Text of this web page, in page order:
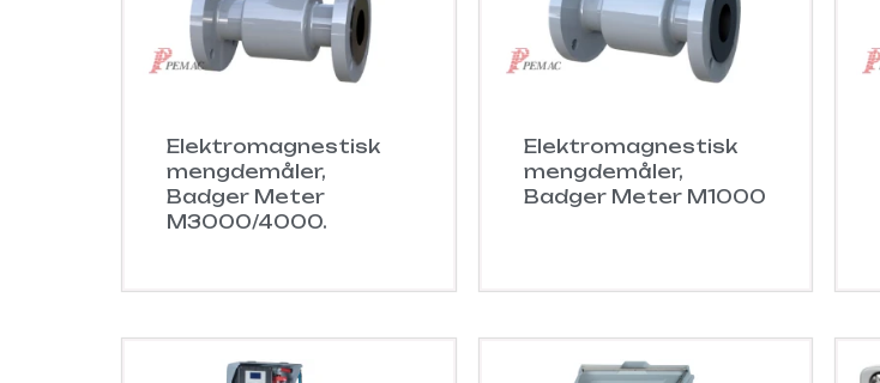
Elektromagnestisk
mengdemåler,
Badger Meter
M3000/4000.
Elektromagnestisk
mengdemåler,
Badger Meter M1000